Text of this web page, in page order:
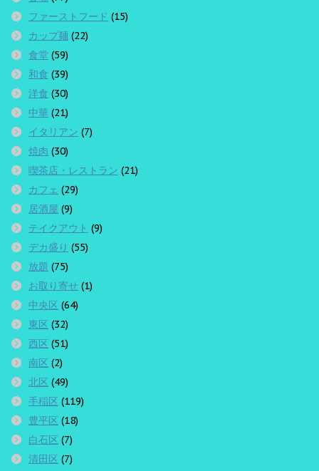
ファーストフード (15)
カップ麺 (22)
食堂 (59)
和食 (39)
洋食 (30)
中華 (21)
イタリアン (7)
焼肉 (30)
喫茶店・レストラン (21)
カフェ (29)
居酒屋 (9)
テイクアウト (9)
デカ盛り (55)
放題 (75)
お取り寄せ (1)
中央区 (64)
東区 (32)
西区 (51)
南区 (2)
北区 (49)
手稲区 (119)
豊平区 (18)
白石区 (7)
清田区 (7)